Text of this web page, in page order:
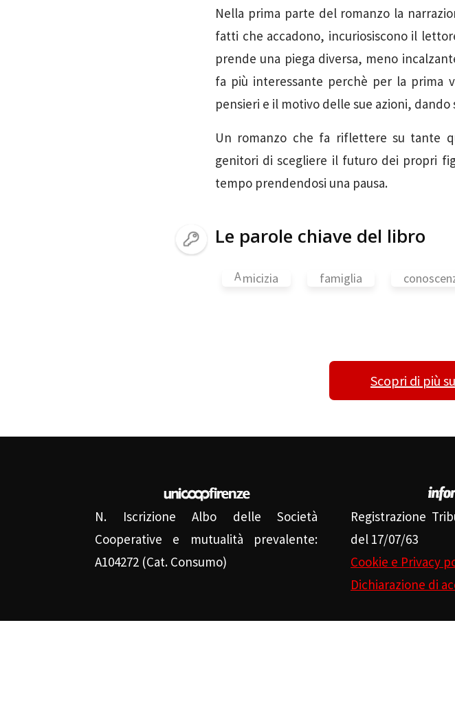
Nella prima parte del romanzo la
fatti che accadono, incuriosiscono il
prende una piega diversa, meno
fa più interessante perchè per la prima
pensieri e il motivo delle sue azioni,
Un romanzo che fa riflettere su tante
genitori di scegliere il futuro dei propri
tempo prendendosi una pausa.
Le parole chiave del libro
Amicizia famiglia
Scopri di più
N. Iscrizione Albo delle Società
Cooperative e mutualità prevalente:
A104272 (Cat. Consumo)
Registrazione
del 17/07/63
Cookie e Privacy
Dichiarazione di